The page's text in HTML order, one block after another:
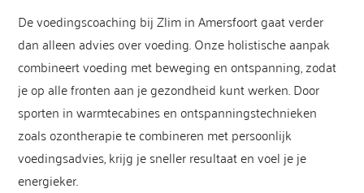
De voedingscoaching bij Zlim in Amersfoort gaat verder
dan alleen advies over voeding. Onze holistische aanpak
combineert voeding met beweging en ontspanning, zodat
je op alle fronten aan je gezondheid kunt werken. Door
sporten in warmtecabines en ontspanningstechnieken
zoals ozontherapie te combineren met persoonlijk
voedingsadvies, krijg je sneller resultaat en voel je je
energieker.